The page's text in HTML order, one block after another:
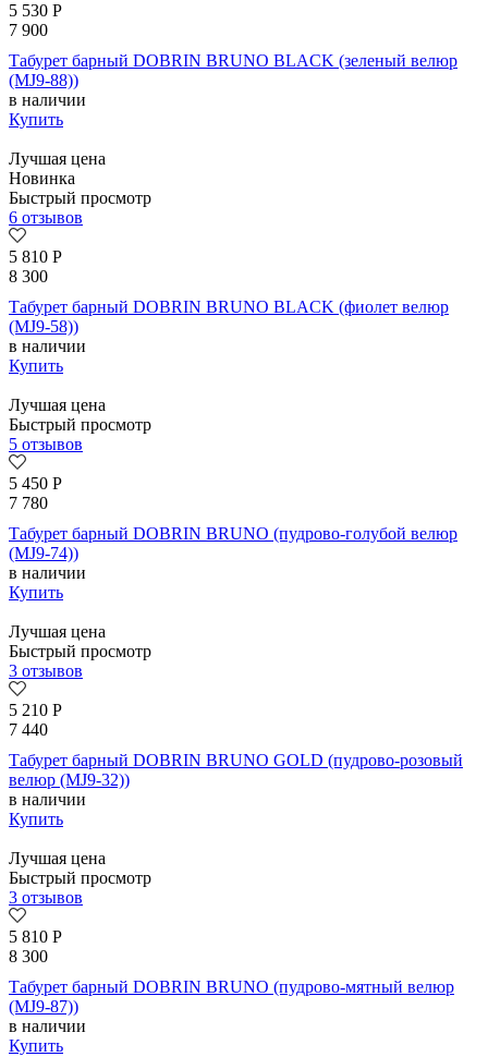
5 530 Р
7 900
Табурет барный DOBRIN BRUNO BLACK (зеленый велюр
(MJ9-88))
в наличии
Купить
Лучшая цена
Новинка
Быстрый просмотр
6 отзывов
5 810 Р
8 300
Табурет барный DOBRIN BRUNO BLACK (фиолет велюр
(MJ9-58))
в наличии
Купить
Лучшая цена
Быстрый просмотр
5 отзывов
5 450 Р
7 780
Табурет барный DOBRIN BRUNO (пудрово-голубой велюр
(MJ9-74))
в наличии
Купить
Лучшая цена
Быстрый просмотр
3 отзывов
5 210 Р
7 440
Табурет барный DOBRIN BRUNO GOLD (пудрово-розовый
велюр (MJ9-32))
в наличии
Купить
Лучшая цена
Быстрый просмотр
3 отзывов
5 810 Р
8 300
Табурет барный DOBRIN BRUNO (пудрово-мятный велюр
(MJ9-87))
в наличии
Купить